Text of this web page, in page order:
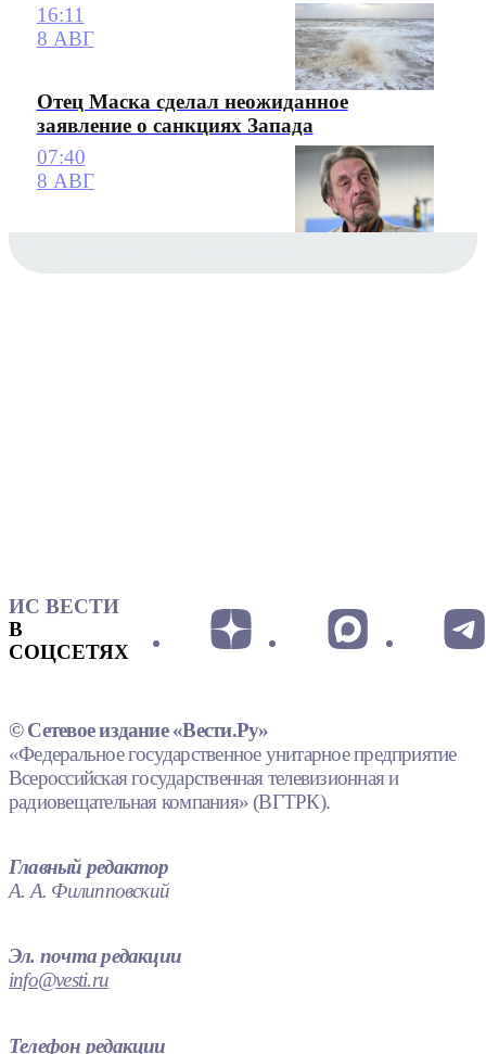
16:11
8 АВГ
Отец Маска сделал неожиданное
заявление о санкциях Запада
07:40
8 АВГ
ИС ВЕСТИ
В
СОЦСЕТЯХ
© Сетевое издание «Вести.Ру»
«Федеральное государственное унитарное предприятие
Всероссийская государственная телевизионная и
радиовещательная компания» (ВГТРК).
Главный редактор
А. А. Филипповский
Эл. почта редакции
info@vesti.ru
Телефон редакции